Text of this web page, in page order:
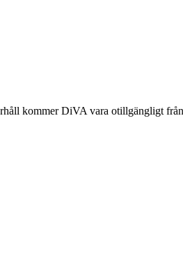
kommer DiVA vara otillgängligt